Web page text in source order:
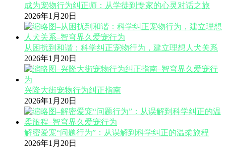
成为宠物行为纠正师：从学徒到专家的心灵对话之旅
2026年1月20日
从困扰到和谐：科学纠正宠物行为，建立理想人犬关系
2026年1月20日
兴隆大街宠物行为纠正指南
2026年1月20日
解密爱宠“问题行为”：从误解到科学纠正的温柔旅程
2026年1月20日